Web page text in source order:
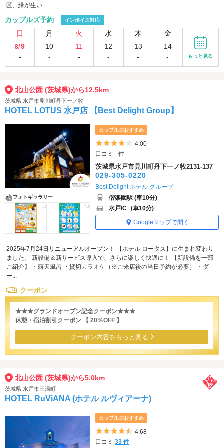
区、緑が生い...
カップルズ予約 インボイス対応
日 月 火 水 木 金
8/9
-
10
-
11
-
12
-
13
-
14
-
もっと見る
北山公園 (茨城県)から12.5km
茨城県 水戸市見川町丹下一ノ牧
HOTEL LOTUS 水戸店 【Best Delight Group】
フォトギャラリー
カップルズおすすめ
5つ星のうち4
4.00
口コミ - 件
茨城県水戸市見川町丹下一ノ牧2131-137
029-305-0220
Best Delight ホテル グループ
偕楽園駅 (車10分)
水戸IC (車10分)
Googleマップで開く
2025年7月24日リニューアルオープン！ 【ホテル ロータス】に生まれ変わり
ました。 新設備＆新サービス導入で、さらに楽しく快適に！ 【新設備を一部
ご紹介】 ・露天風呂 ・貸切カラオケ（※ご来店後の当日予約が必要） ・ダ
ー...
クーポン
★★★グランドオープン記念クーポン★★★
休憩・宿泊割引クーポン 【 20％OFF 】
クーポン内容をもっと見る
北山公園 (茨城県)から5.0km
茨城県 水戸市三湯町
HOTEL RuViANA (ホテル ルヴィアーナ)
カップルズおすすめ
5つ星のうち4.5
4.68
口コミ33 件